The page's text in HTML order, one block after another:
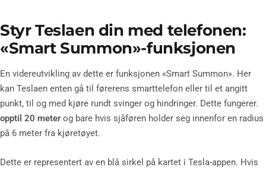
Styr Teslaen din med telefonen:
«Smart Summon»-funksjonen
En videreutvikling av dette er funksjonen «Smart Summon». Her
kan Teslaen enten gå til førerens smarttelefon eller til et angitt
punkt, til og med kjøre rundt svinger og hindringer. Dette fungerer.
opptil 20 meterog bare hvis sjåføren holder seg innenfor en radius
på 6 meter fra kjøretøyet.
Dette er representert av en blå sirkel på kartet i Tesla-appen. Hvis